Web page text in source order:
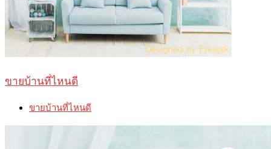
ขายบ้านที่ไหนดี
ขายบ้านที่ไหนดี